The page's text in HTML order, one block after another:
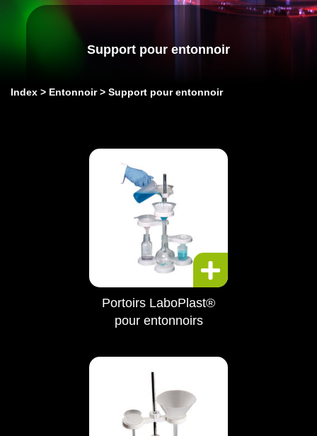
Support pour entonnoir
Index Entonnoir Support pour entonnoir
Portoirs LaboPlast®
pour entonnoirs